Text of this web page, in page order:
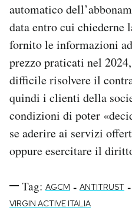
automatico
data entro cui chiederne
fornito le informazioni
prezzo praticati nel
difficile risolvere il
quindi i clienti della
condizioni di poter
se aderire ai servizi
oppure esercitare il
Tag: AGCM - ANTITRUST -
VIRGIN ACTIVE ITALIA